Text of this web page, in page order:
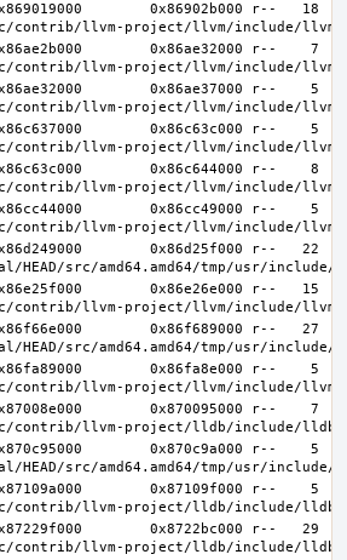
0x86902b000 r--   18
0x86ae32000 r--    7
0x86ae37000 r--    5
0x86c63c000 r--    5
0x86c644000 r--    8
0x86cc49000 r--    5
0x86d25f000 r--   22
0x86e26e000 r--   15
0x86f689000 r--   27
0x86fa8e000 r--    5
0x870095000 r--    7
0x870c9a000 r--    5
0x87109f000 r--    5
0x8722bc000 r--   29